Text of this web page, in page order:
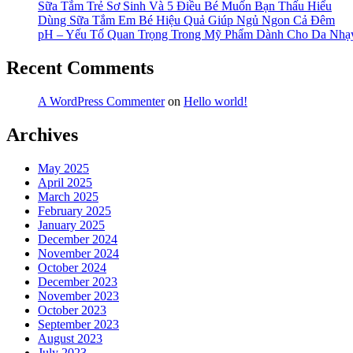
Sữa Tắm Trẻ Sơ Sinh Và 5 Điều Bé Muốn Bạn Thấu Hiểu
Dùng Sữa Tắm Em Bé Hiệu Quả Giúp Ngủ Ngon Cả Đêm
pH – Yếu Tố Quan Trọng Trong Mỹ Phẩm Dành Cho Da
Recent Comments
A WordPress Commenteron Hello world!
Archives
May 2025
April 2025
March 2025
February 2025
January 2025
December 2024
November 2024
October 2024
December 2023
November 2023
October 2023
September 2023
August 2023